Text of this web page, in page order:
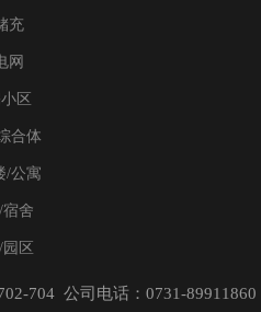
充
网
区
合体
/公寓
舍
园区
704 公司电话：0731-89911860